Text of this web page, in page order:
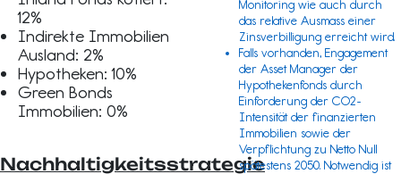
12%
Indirekte Immobilien
Ausland: 2%
Hypotheken: 10%
Green Bonds
Immobilien: 0%
Nachhaltigkeitsstrategie
Monitoring wie auch durch
das relative Ausmass einer
Zinsverbilligung erreicht wird.
Falls vorhanden, Engagement
der Asset Manager der
Hypothekenfonds durch
Einforderung der CO2-
Intensität der finanzierten
Immobilien sowie der
Verpflichtung zu Netto Null
spätestens 2050. Notwendig ist